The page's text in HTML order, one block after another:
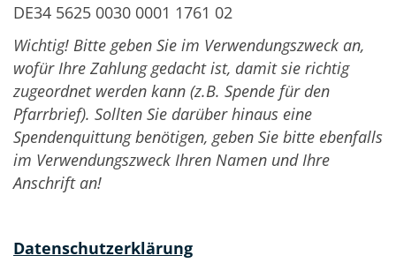
DE34 5625 0030 0001 1761 02
Wichtig! Bitte geben Sie im Verwendungszweck an,
wofür Ihre Zahlung gedacht ist, damit sie richtig
zugeordnet werden kann (z.B. Spende für den
Pfarrbrief). Sollten Sie darüber hinaus eine
Spendenquittung benötigen, geben Sie bitte ebenfalls
im Verwendungszweck Ihren Namen und Ihre
Anschrift an!
Datenschutzerklärung